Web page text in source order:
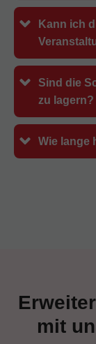
Kann ich
Sind die
zu lagern?
Wie lange
mit